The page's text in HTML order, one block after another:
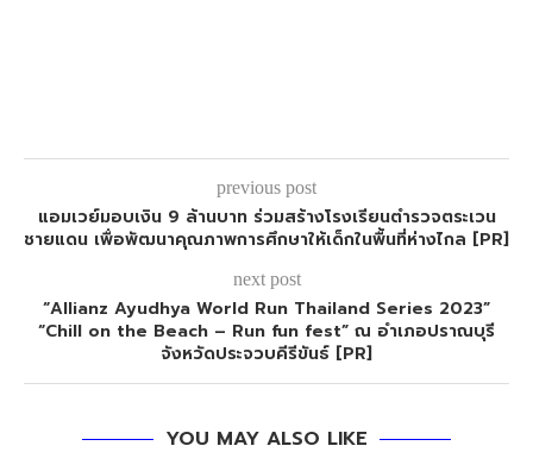
previous post
แอมเวย์มอบเงิน 9 ล้านบาท ร่วมสร้างโรงเรียนตำรวจตระเวน
ชายแดน เพื่อพัฒนาคุณภาพการศึกษาให้เด็กในพื้นที่ห่างไกล [PR]
next post
“Allianz Ayudhya World Run Thailand Series 2023”
“Chill on the Beach – Run fun fest” ณ อำเภอปราณบุรี
จังหวัดประจวบคีรีขันธ์ [PR]
YOU MAY ALSO LIKE